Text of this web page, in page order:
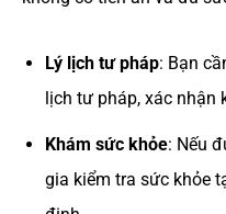
Lý lịch tư pháp: Bạn
lịch tư pháp, xác nhận
Khám sức khỏe: Nếu
gia kiểm tra sức khỏe